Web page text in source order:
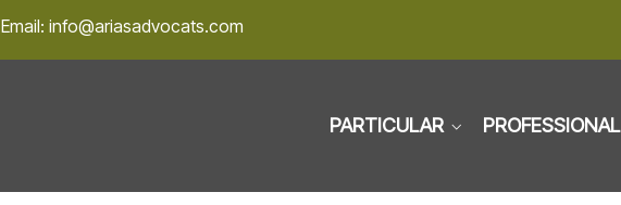
Email: info@ariasadvocats.com
PARTICULAR PROFESSIONAL